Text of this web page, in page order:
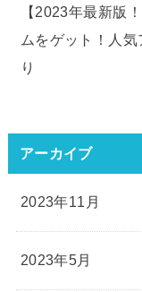
【2023年最新版
ムをゲット！人
り
アーカイブ
2023年11月
2023年5月